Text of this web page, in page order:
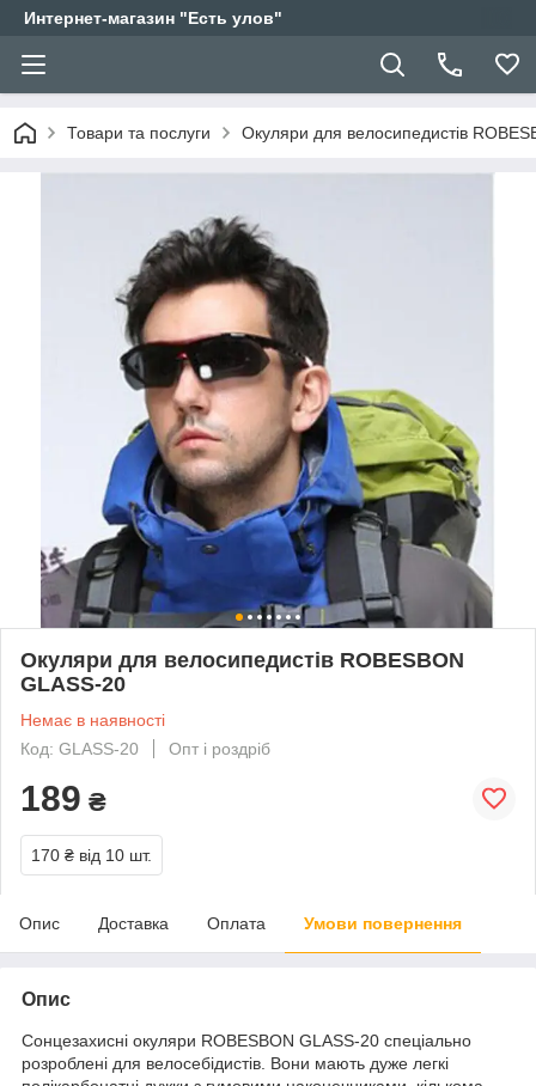
Интернет-магазин "Есть улов"
Товари та послуги Окуляри для велосипедистів
Окуляри для велосипедистів ROBESBON
GLASS-20
Немає в наявності
Код: GLASS-20
Опт і роздріб
189 ₴
170 ₴ від 10 шт.
Опис Доставка Оплата Умови повернення
Опис
Сонцезахисні окуляри ROBESBON GLASS-20 спеціально
розроблені для велосебідистів. Вони мають дуже легкі